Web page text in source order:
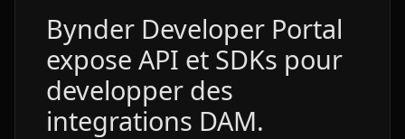
Bynder Developer Portal
expose API et SDKs pour
developper des
integrations DAM.